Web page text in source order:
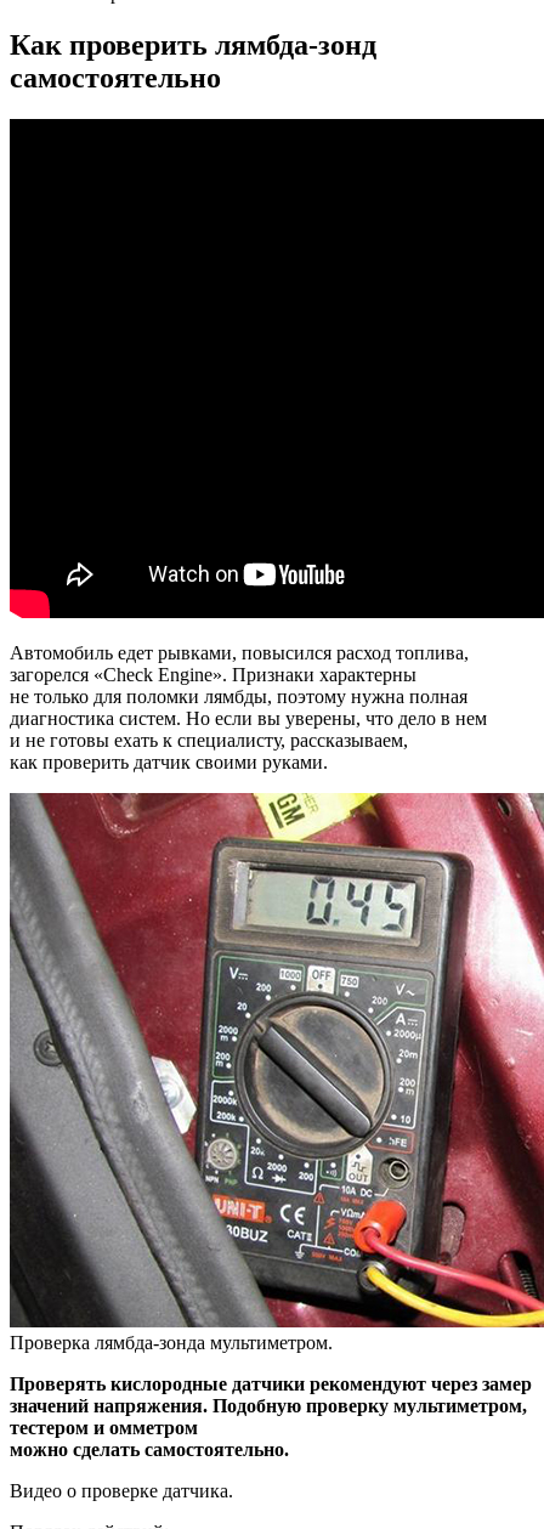
Как проверить лямбда-зонд
самостоятельно
Автомобиль едет рывками, повысился расход топлива,
загорелся «Check Engine». Признаки характерны
не только для поломки лямбды, поэтому нужна полная
диагностика систем. Но если вы уверены, что дело в нем
и не готовы ехать к специалисту, рассказываем,
как проверить датчик своими руками.
Проверка лямбда-зонда мультиметром.
Проверять кислородные датчики рекомендуют через замер
значений напряжения. Подобную проверку мультиметром,
тестером и омметром
можно сделать самостоятельно.
Видео о проверке датчика.